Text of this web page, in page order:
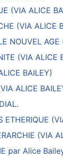
(VIA ALICE
(VIA ALICE
NOUVEL
(VIA ALICE
BAILEY)
ALICE
ETHERIQUE
(VIA
par Alice